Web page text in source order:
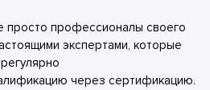
просто профессионалы своего
экспертами, которые
регулярно
через сертификацию.